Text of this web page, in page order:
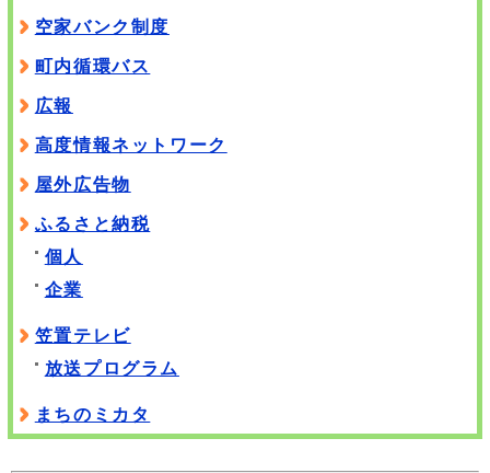
空家バンク制度
町内循環バス
広報
高度情報ネットワーク
屋外広告物
ふるさと納税
個人
企業
笠置テレビ
放送プログラム
まちのミカタ